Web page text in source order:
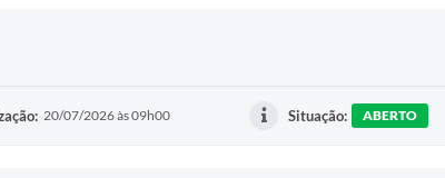
20/07/2026 às 09h00 Situação: ABERTO